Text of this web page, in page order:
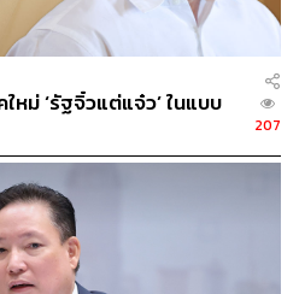
ของชีวิต และ AI คือโลกแห่ง
ตร์ Science Fiction ที่เราดู
นาคตที่มากกว่านั้นคือโลกแห่ง
จะเติบโตมาท่ามกลาง
ะระบบอัตโนมัติ (Automation)
Beta ส่วนมากคือผลผลิต
Z
หม่ ‘รัฐจิ๋วแต่แจ๋ว’ ในแบบ
207